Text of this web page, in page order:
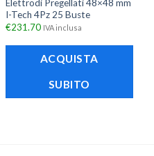
Elettrodi Pregellati 48×48 mm
I-Tech 4Pz 25 Buste
€231.70 IVA inclusa
ACQUISTA
SUBITO